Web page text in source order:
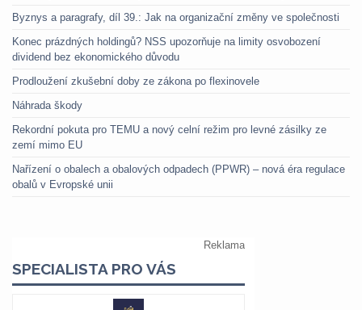
Byznys a paragrafy, díl 39.: Jak na organizační změny ve společnosti
Konec prázdných holdingů? NSS upozorňuje na limity osvobození
dividend bez ekonomického důvodu
Prodloužení zkušební doby ze zákona po flexinovele
Náhrada škody
Rekordní pokuta pro TEMU a nový celní režim pro levné zásilky ze
zemí mimo EU
Nařízení o obalech a obalových odpadech (PPWR) – nová éra regulace
obalů v Evropské unii